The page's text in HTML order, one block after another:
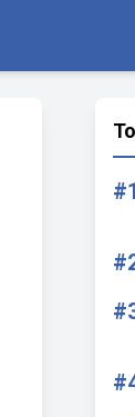
#1